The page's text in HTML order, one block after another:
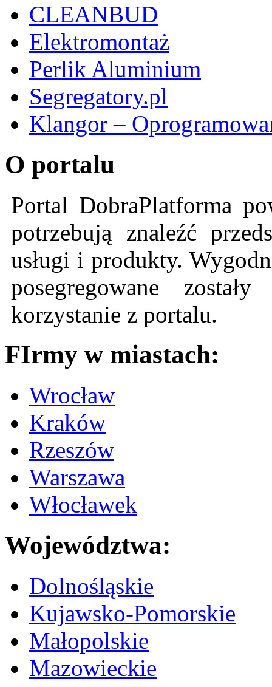
CLEANBUD
Elektromontaż
Perlik Aluminium
Segregatory.pl
Klangor –
O portalu
Portal DobraPlatforma
potrzebują znaleźć
usługi i produkty.
posegregowane
korzystanie z portalu.
FIrmy w miastach:
Wrocław
Kraków
Rzeszów
Warszawa
Włocławek
Województwa:
Dolnośląskie
Kujawsko-Pomorskie
Małopolskie
Mazowieckie